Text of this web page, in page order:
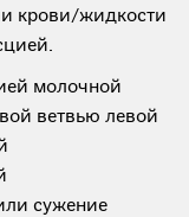
крови/жидкости
молочной
ветвью левой
сужение